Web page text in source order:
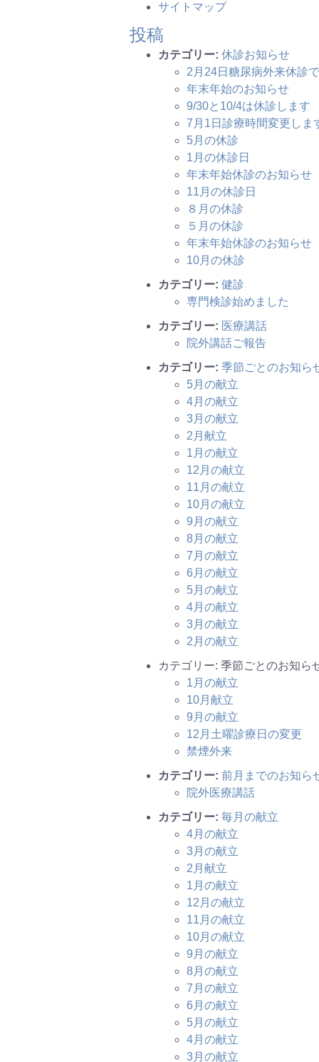
サイトマップ
投稿
カテゴリー: 休診お知らせ
2月24日糖尿病外来休診
年末年始のお知らせ
9/30と10/4は休診します
7月1日診療時間変更しま
5月の休診
1月の休診日
年末年始休診のお知らせ
11月の休診日
８月の休診
５月の休診
年末年始休診のお知らせ
10月の休診
カテゴリー: 健診
専門検診始めました
カテゴリー: 医療講話
院外講話ご報告
カテゴリー: 季節ごとのお知ら
5月の献立
4月の献立
3月の献立
2月献立
1月の献立
12月の献立
11月の献立
10月の献立
9月の献立
8月の献立
7月の献立
6月の献立
5月の献立
4月の献立
3月の献立
2月の献立
カテゴリー: 季節ごとのお知ら
1月の献立
10月献立
9月の献立
12月土曜診療日の変更
禁煙外来
カテゴリー: 前月までのお知ら
院外医療講話
カテゴリー: 毎月の献立
4月の献立
3月の献立
2月献立
1月の献立
12月の献立
11月の献立
10月の献立
9月の献立
8月の献立
7月の献立
6月の献立
5月の献立
4月の献立
3月の献立